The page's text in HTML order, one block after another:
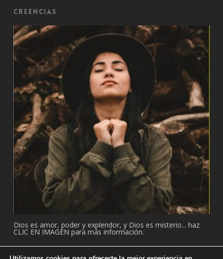
Creencias
Dios es amor, poder y explendor, y Dios es misterio... haz
CLIC EN IMAGEN para más información.